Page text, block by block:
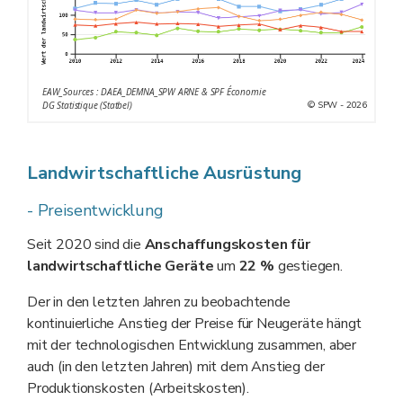
EAW_Sources : DAEA_DEMNA_SPW ARNE & SPF Économie
DG Statistique (Statbel)
© SPW - 2026
Landwirtschaftliche Ausrüstung
- Preisentwicklung
Seit 2020 sind die Anschaffungskosten für
landwirtschaftliche Geräteum 22 % gestiegen.
Der in den letzten Jahren zu beobachtende
kontinuierliche Anstieg der Preise für Neugeräte hängt
mit der technologischen Entwicklung zusammen, aber
auch (in den letzten Jahren) mit dem Anstieg der
Produktionskosten (Arbeitskosten).